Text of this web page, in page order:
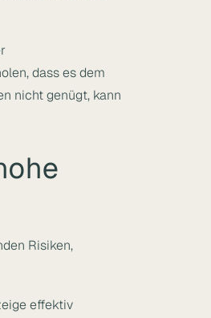
dass es dem
nicht genügt, kann
Risiken,
effektiv